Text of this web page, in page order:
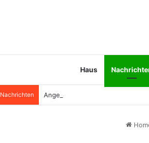
Haus
Angela van Brakel Ehemann: Wer